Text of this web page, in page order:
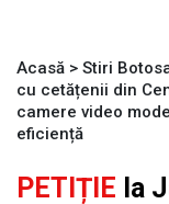
Acasă > Stiri
cu cetățenii din
camere video
eficiență
PETIȚIE la